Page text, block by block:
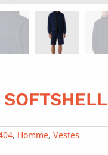
, Homme, Vestes